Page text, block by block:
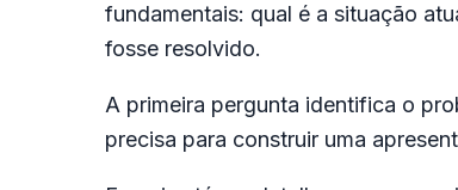
fundamentais: qual é a situação
fosse resolvido.
A primeira pergunta identifica o
precisa para construir uma